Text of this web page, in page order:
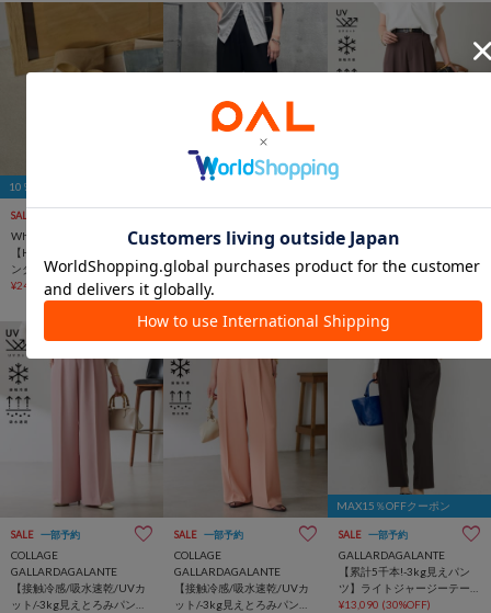
10％OFFクーポン
SALE
Whim Gazette
【Hoaw.】ウェッジトングサ
ンダル
¥24,640(20%OFF)
COLLAGE
GALLARDAGALANTE
【接触冷感/吸水速乾/UVカ
ット/-3kg見えとろみパン
ツ】《8色６サイズ》ジャー
ジワイドパンツ
¥15,400
COLLAGE
GALLARDAGALANTE
【接触冷感/吸水速乾/UVカ
ツ】《8色６サイズ》ジャー
ジワイドパンツ
¥15,400
SALE 一部予約
COLLAGE
GALLARDAGALANTE
【接触冷感/吸水速乾/UVカ
ット/-3kg見えとろみパン
SALE 一部予約
COLLAGE
GALLARDAGALANTE
【接触冷感/吸水速乾/UVカ
ット/-3kg見えとろみパン
MAX15％OFFクーポン
SALE 一部予約
GALLARDAGALANTE
【累計5千本!-3kg見えパン
ツ】ライトジャージーテー
パードパンツ
¥13,090 (30%OFF)